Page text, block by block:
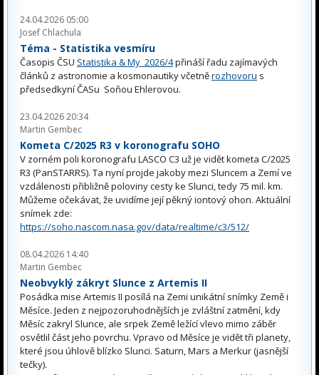
24.04.2026 05:00
Josef Chlachula
Téma - Statistika vesmíru
Časopis ČSU Statistika & My 2026/4přináší řadu zajímavých
článků z astronomie a kosmonautiky včetněrozhovoru s
předsedkyní ČASu Soňou Ehlerovou.
23.04.2026 20:34
Martin Gembec
Kometa C/2025 R3 v koronografu SOHO
V zorném poli koronografu LASCO C3 už je vidět kometa C/2025
R3 (PanSTARRS). Ta nyní projde jakoby mezi Sluncem a Zemí ve
vzdálenosti přibližně poloviny cesty ke Slunci, tedy 75 mil. km.
Můžeme očekávat, že uvidíme její pěkný iontový ohon. Aktuální
snímek zde:
https://soho.nascom.nasa.gov/data/realtime/c3/512/
08.04.2026 14:40
Martin Gembec
Neobvyklý zákryt Slunce z Artemis II
Posádka mise Artemis II posílá na Zemi unikátní snímky Země i
Měsíce. Jeden z nejpozoruhodnějších je zvláštní zatmění, kdy
Měsíc zakryl Slunce, ale srpek Země ležící vlevo mimo záběr
osvětlil část jeho povrchu. Vpravo od Měsíce je vidět tři planety,
které jsou úhlově blízko Slunci. Saturn, Mars a Merkur (jasnější
tečky).